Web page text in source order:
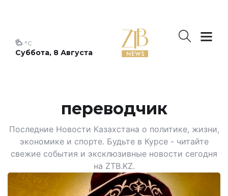
Суббота, 8 Августа
°C
переводчик
Последние Новости Казахстана о политике, жизни,
экономике и спорте. Будьте в Курсе - читайте
свежие события и эксклюзивные новости сегодня
на ZTB.KZ.